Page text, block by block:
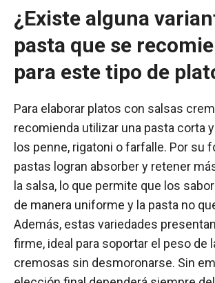
¿Existe alguna
pasta que se
para este tipo de
Para elaborar platos con salsas
recomienda utilizar una pasta corta
los penne, rigatoni o farfalle. Por su
pastas logran absorber y retener
la salsa, lo que permite que los
de manera uniforme y la pasta no
Además, estas variedades
firme, ideal para soportar el peso de
cremosas sin desmoronarse. Sin